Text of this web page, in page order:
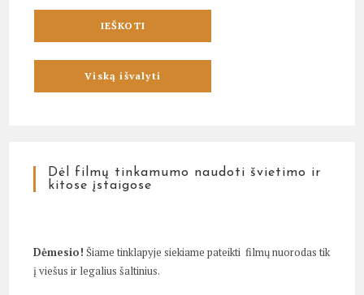
Dėl filmų tinkamumo naudoti švietimo ir
kitose įstaigose
Dėmesio! Šiame tinklapyje siekiame pateikti filmų nuorodas tik
į viešus ir legalius šaltinius.